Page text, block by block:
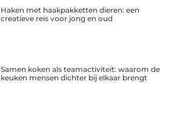
Haken met haakpakketten dieren: een
creatieve reis voor jong en oud
Samen koken als teamactiviteit: waarom de
keuken mensen dichter bij elkaar brengt